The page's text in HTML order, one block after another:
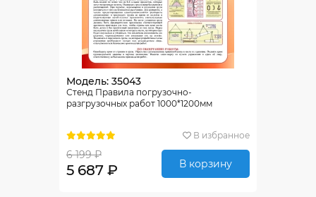
Модель: 35043
Стенд Правила погрузочно-
разгрузочных работ 1000*1200мм
В избранное
6 199 ₽
5 687 ₽ В корзину